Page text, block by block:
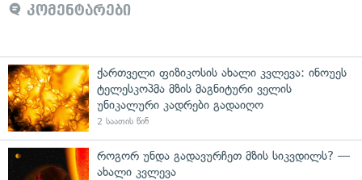
კომენტარები
ქართველი ფიზიკოსის ახალი კვლევა: ინოუეს
ტელესკოპმა მზის მაგნიტური ველის
უნიკალური კადრები გადაიღო
2 საათის წინ
როგორ უნდა გადავურჩეთ მზის სიკვდილს? —
ახალი კვლევა